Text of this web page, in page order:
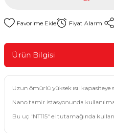
Fiyat Alarmı
Ürün Bilgisi
Uzun ömürlü yüksek ısıl kapasiteye
Nano tamir istasyonunda
Bu uç "NT115" el tutamağında